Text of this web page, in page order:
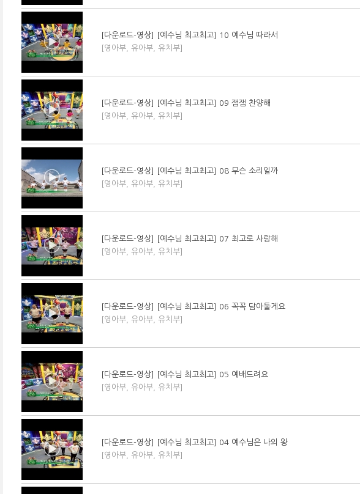
[다운로드-영상] [예수님 최고최고] 10 예수님 따라서
[영아부, 유아부, 유치부]
[다운로드-영상] [예수님 최고최고] 09 잼잼 찬양해
[영아부, 유아부, 유치부]
[다운로드-영상] [예수님 최고최고] 08 무슨 소리일까
[영아부, 유아부, 유치부]
[다운로드-영상] [예수님 최고최고] 07 최고로 사랑해
[영아부, 유아부, 유치부]
[다운로드-영상] [예수님 최고최고] 06 꼭꼭 담아둘게요
[영아부, 유아부, 유치부]
[다운로드-영상] [예수님 최고최고] 05 예배드려요
[영아부, 유아부, 유치부]
[다운로드-영상] [예수님 최고최고] 04 예수님은 나의 왕
[영아부, 유아부, 유치부]